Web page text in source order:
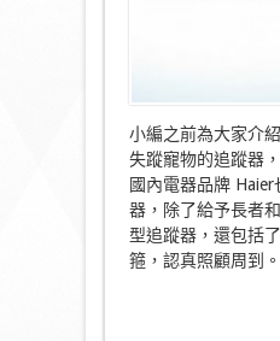
小編之前為大家介
失蹤寵物的追蹤器
國內電器品牌
器，除了給予長者
型追蹤器，還包括
箍，認真照顧周到。